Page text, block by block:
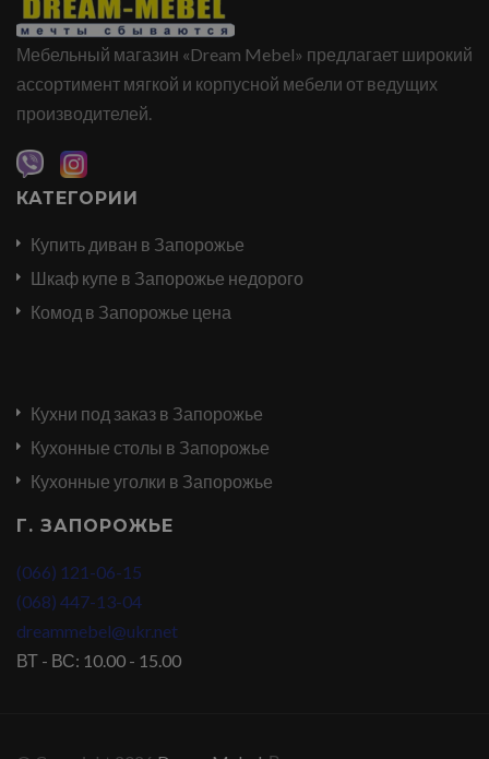
Мебельный магазин «Dream Mebel» предлагает широкий
ассортимент мягкой и корпусной мебели от ведущих
производителей.
КАТЕГОРИИ
Купить диван в Запорожье
Шкаф купе в Запорожье недорого
Комод в Запорожье цена
Кухни под заказ в Запорожье
Кухонные столы в Запорожье
Кухонные уголки в Запорожье
Г. ЗАПОРОЖЬЕ
(066) 121-06-15
(068) 447-13-04
dreammebel@ukr.net
ВТ - ВС: 10.00 - 15.00